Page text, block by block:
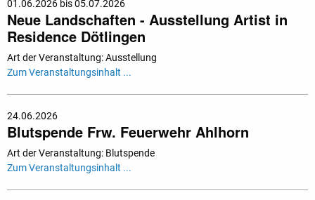
01.06.2026 bis 05.07.2026
Neue Landschaften - Ausstellung Artist in
Residence Dötlingen
Art der Veranstaltung: Ausstellung
Zum Veranstaltungsinhalt ...
24.06.2026
Blutspende Frw. Feuerwehr Ahlhorn
Art der Veranstaltung: Blutspende
Zum Veranstaltungsinhalt ...